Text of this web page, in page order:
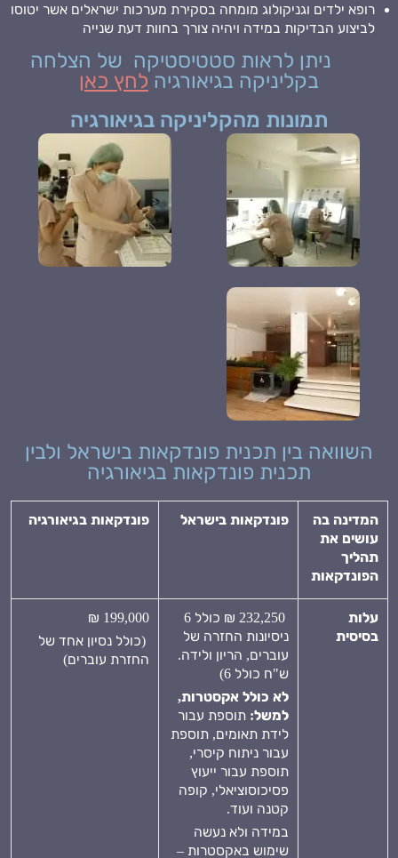
רופא ילדים וגניקולוג מומחה בסקירת מערכות ישראלים אשר יטוסו
לביצוע הבדיקות במידה ויהיה צורך בחוות דעת שנייה
ניתן לראות סטטיסטיקה של הצלחה
בקליניקה בגיאורגיה לחץ כאן
תמונות מהקליניקה בגיאורגיה
השוואה בין תכנית פונדקאות בישראל ולבין
תכנית פונדקאות בגיאורגיה
המדינה בה
עושים את
תהליך
הפונדקאות
פונדקאות בישראל פונדקאות בגיאורגיה
עלות
בסיסית
232,250 ₪ כולל 6
ניסיונות החזרה של
עוברים, הריון ולידה.
ש"ח כולל 6)
לא כולל אקסטרות,
למשל: תוספת עבור
לידת תאומים, תוספת
עבור ניתוח קיסרי,
תוספת עבור ייעוץ
פסיכוסוציאלי, קופה
קטנה ועוד.
במידה ולא נעשה
שימוש באקסטרות –
199,000 ₪
(כולל נסיון אחד של
החזרת עוברים)